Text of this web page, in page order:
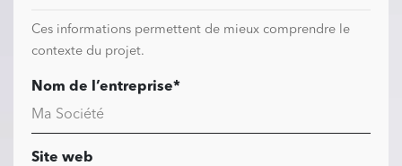
Ces informations permettent de mieux comprendre le
contexte du projet.
Nom de l’entreprise*
Site web